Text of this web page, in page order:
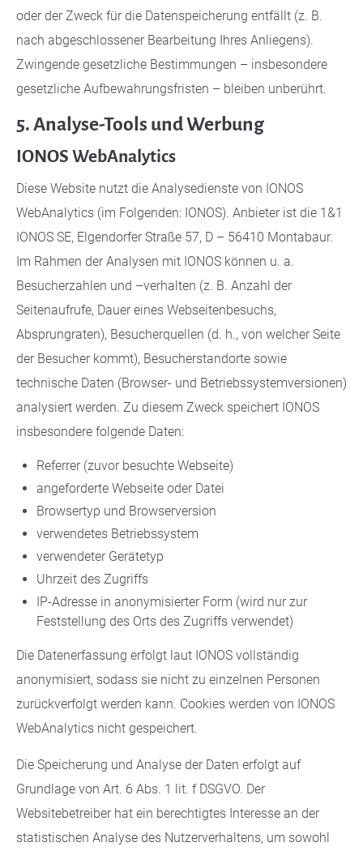
oder der Zweck für die Datenspeicherung entfällt (z. B.
nach abgeschlossener Bearbeitung Ihres Anliegens).
Zwingende gesetzliche Bestimmungen – insbesondere
gesetzliche Aufbewahrungsfristen – bleiben unberührt.
5. Analyse-Tools und Werbung
IONOS WebAnalytics
Diese Website nutzt die Analysedienste von IONOS
WebAnalytics (im Folgenden: IONOS). Anbieter ist die 1&1
IONOS SE, Elgendorfer Straße 57, D – 56410 Montabaur.
Im Rahmen der Analysen mit IONOS können u. a.
Besucherzahlen und –verhalten (z. B. Anzahl der
Seitenaufrufe, Dauer eines Webseitenbesuchs,
Absprungraten), Besucherquellen (d. h., von welcher Seite
der Besucher kommt), Besucherstandorte sowie
technische Daten (Browser- und Betriebssystemversionen)
analysiert werden. Zu diesem Zweck speichert IONOS
insbesondere folgende Daten:
Referrer (zuvor besuchte Webseite)
angeforderte Webseite oder Datei
Browsertyp und Browserversion
verwendetes Betriebssystem
verwendeter Gerätetyp
Uhrzeit des Zugriffs
IP-Adresse in anonymisierter Form (wird nur zur
Feststellung des Orts des Zugriffs verwendet)
Die Datenerfassung erfolgt laut IONOS vollständig
anonymisiert, sodass sie nicht zu einzelnen Personen
zurückverfolgt werden kann. Cookies werden von IONOS
WebAnalytics nicht gespeichert.
Die Speicherung und Analyse der Daten erfolgt auf
Grundlage von Art. 6 Abs. 1 lit. f DSGVO. Der
Websitebetreiber hat ein berechtigtes Interesse an der
statistischen Analyse des Nutzerverhaltens, um sowohl